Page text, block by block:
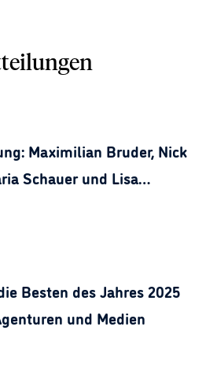
Maximilian Bruder, Nick
Schauer und Lisa
Besten des Jahres 2025
und Medien